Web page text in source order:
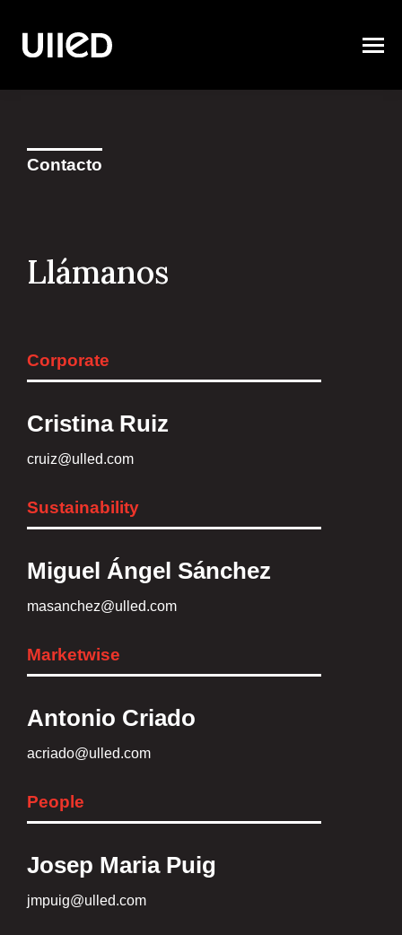
Contacto
Llámanos
Corporate
Cristina Ruiz
cruiz@ulled.com
Sustainability
Miguel Ángel Sánchez
masanchez@ulled.com
Marketwise
Antonio Criado
acriado@ulled.com
People
Josep Maria Puig
jmpuig@ulled.com